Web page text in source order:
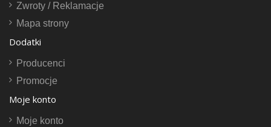
Zwroty / Reklamacje
Mapa strony
Dodatki
Producenci
Promocje
Moje konto
Moje konto